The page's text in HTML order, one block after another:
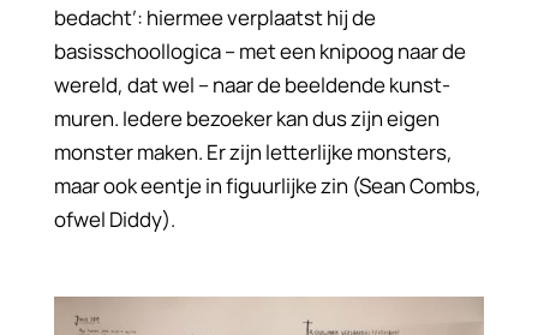
bedacht’: hiermee verplaatst hij de
basisschoollogica – met een knipoog naar de
wereld, dat wel – naar de beeldende kunst-
muren. Iedere bezoeker kan dus zijn eigen
monster maken. Er zijn letterlijke monsters,
maar ook eentje in figuurlijke zin (Sean Combs,
ofwel Diddy).